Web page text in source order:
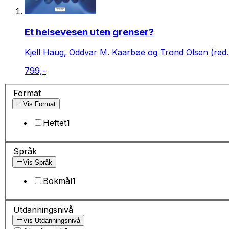
Et helsevesen uten grenser?
Kjell Haug, Oddvar M. Kaarbøe og Trond Olsen
799,-
Format
Vis Format
Heftet1
Språk
Vis Språk
Bokmål1
Utdanningsnivå
Vis Utdanningsnivå